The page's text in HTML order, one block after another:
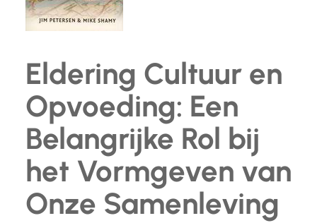
Eldering Cultuur en
Opvoeding: Een
Belangrijke Rol bij
het Vormgeven van
Onze Samenleving